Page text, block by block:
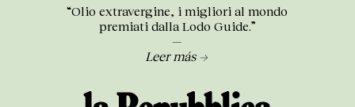
“Olio extravergine, i migliori al mondo
premiati dalla Lodo Guide.”
—
Leer más →